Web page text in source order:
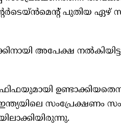
പുതിയ
അപേക്ഷ
സംപ്രേക്ഷണം